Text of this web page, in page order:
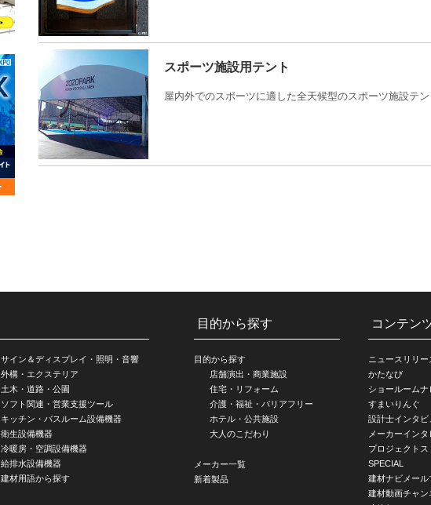
スポーツ施設用テント
屋内外でのスポーツに適した全天候型のスポーツ施設テン
サイン＆ディスプレイ・照明・音響
外構・エクステリア
土木・道路・公園
ソフト関連・営業支援ツール
キッチン・バスルーム設備機器
衛生設備機器
冷暖房・空調設備機器
給排水設備機器
建材用語から探す
目的から探す
目的から探す
店舗演出・商業施設
住宅・リフォーム
介護・福祉・バリアフリー
ホテル・公共施設
大人のこだわり
メーカー一覧
新着製品
コンテン
ニュースリリー
かたなび
ショールームナ
すまいりんぐ
設計士インタビ
メーカーインタ
プロジェクトス
SPECIAL
建材ナビメール
建材動画チャン